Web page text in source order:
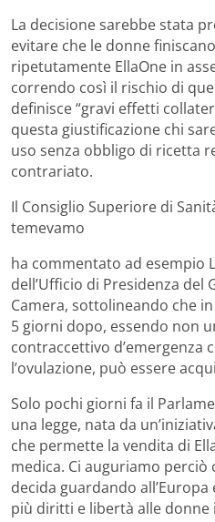
La decisione sarebbe stata
evitare che le donne
ripetutamente EllaOne in
correndo così il rischio di
definisce “gravi effetti
questa giustificazione chi
uso senza obbligo di ricetta
contrariato.
Il Consiglio Superiore di
temevamo
ha commentato ad esempio
dell’Ufficio di Presidenza del
Camera, sottolineando che
5 giorni dopo, essendo non
contraccettivo d’emergenza
l’ovulazione, può essere
Solo pochi giorni fa il
una legge, nata da
che permette la vendita di
medica. Ci auguriamo
decida guardando
più diritti e libertà alle donne